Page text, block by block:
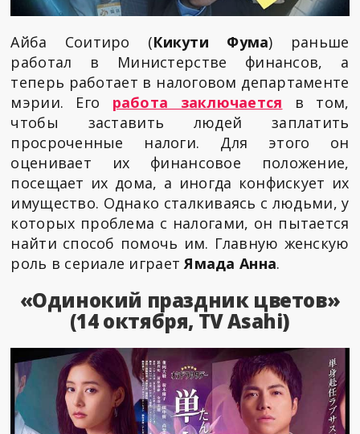
Айба Соитиро (Кикути Фума) раньше
работал в Министерстве финансов, а
теперь работает в налоговом департаменте
мэрии. Его работа заключается в том,
чтобы заставить людей заплатить
просроченные налоги. Для этого он
оценивает их финансовое положение,
посещает их дома, а иногда конфискует их
имущество. Однако сталкиваясь с людьми, у
которых проблема с налогами, он пытается
найти способ помочь им. Главную женскую
роль в сериале играетЯмада Анна.
«Одинокий праздник цветов»
(14 октября, TV Asahi)